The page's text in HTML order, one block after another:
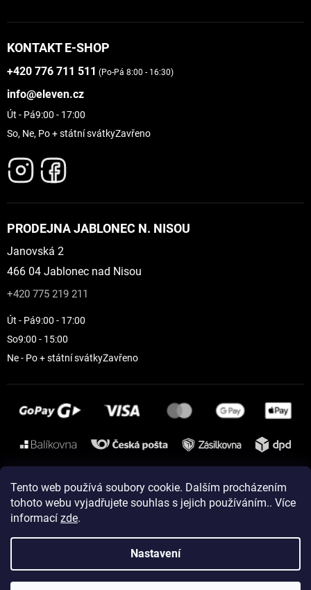
Tento web používá soubory cookie. Dalším procházením
tohoto webu vyjadřujete souhlas s jejich používáním.. Více
informací zde.
Nastavení
KONTAKT E-SHOP
+420 776 711 511 (Po-Pá 8:00 - 16:30)
info@eleven.cz
Út - Pá9:00 - 17:00
So, Ne, Po + státní svátkyZavřeno
PRODEJNA JABLONEC N. NISOU
Janovská 2
466 04 Jablonec nad Nisou
+420 775 219 211
Út - Pá9:00 - 17:00
So9:00 - 15:00
Ne - Po + státní svátkyZavřeno
Instagram
Vytvořil Shoptet
Copyright 2026ELEVEN sportswear. Všechna práva vyhrazena.